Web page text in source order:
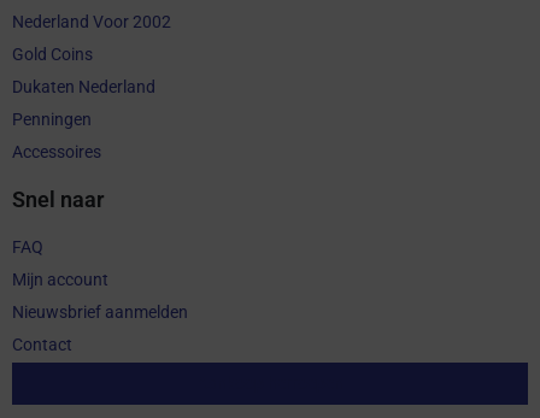
Nederland Voor 2002
Gold Coins
Dukaten Nederland
Penningen
Accessoires
Snel naar
FAQ
Mijn account
Nieuwsbrief aanmelden
Contact